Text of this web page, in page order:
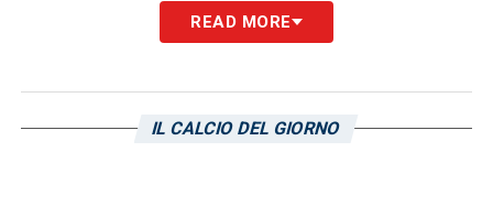
«Mustafi è svincolato, Sokratis
Mustafi ha 32 anni, Sokratis 35. Ma Mustafi
READ MORE
IL CALCIO DEL GIORNO